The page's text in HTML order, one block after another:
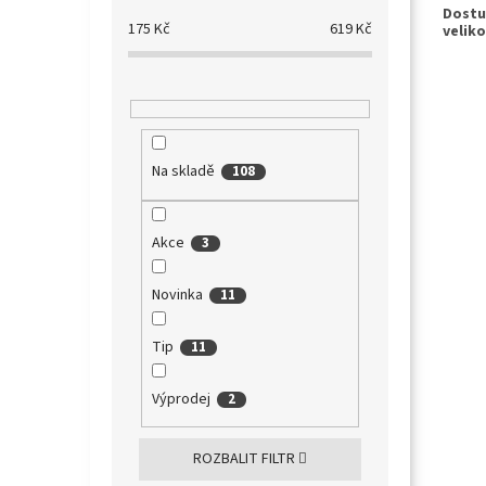
175 Kč 619Kč
Na skladě 108
Akce 3
Novinka 11
Tip 11
Výprodej 2
ROZBALIT FILTR